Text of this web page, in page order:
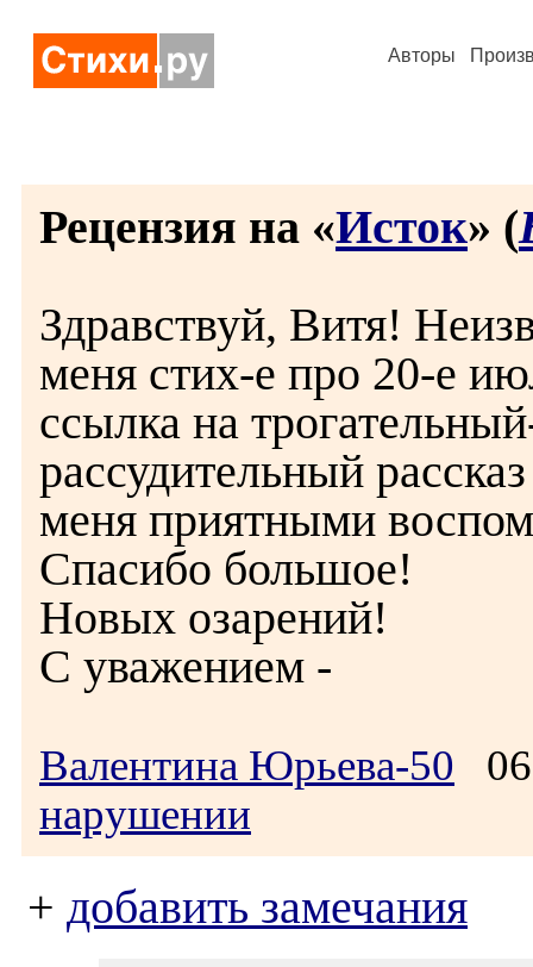
Авторы
Рецензия на «Исток» (
Здравствуй, Витя!
меня стих-е про 20-е
ссылка на
рассудительный
меня приятными
Спасибо большое!
Новых озарений!
С уважением -
Валентина Юрьева-50
нарушении
+ добавить замечания